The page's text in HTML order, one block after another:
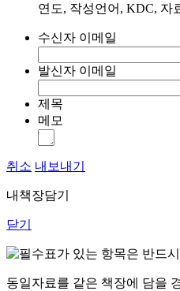
연도, 작성언어, KDC, 자
수신자 이메일
발신자 이메일
제목
메모
취소 내보내기
내책장담기
닫기
표가 있는 항목은 반드
동일자료를 같은 책장에 담을